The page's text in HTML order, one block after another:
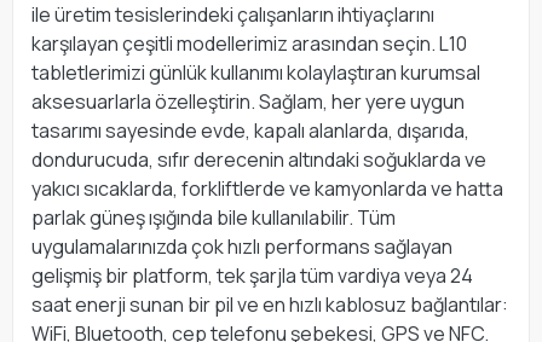
ile üretim tesislerindeki çalışanların ihtiyaçlarını
karşılayan çeşitli modellerimiz arasından seçin. L10
tabletlerimizi günlük kullanımı kolaylaştıran kurumsal
aksesuarlarla özelleştirin. Sağlam, her yere uygun
tasarımı sayesinde evde, kapalı alanlarda, dışarıda,
dondurucuda, sıfır derecenin altındaki soğuklarda ve
yakıcı sıcaklarda, forkliftlerde ve kamyonlarda ve hatta
parlak güneş ışığında bile kullanılabilir. Tüm
uygulamalarınızda çok hızlı performans sağlayan
gelişmiş bir platform, tek şarjla tüm vardiya veya 24
saat enerji sunan bir pil ve en hızlı kablosuz bağlantılar:
WiFi, Bluetooth, cep telefonu şebekesi, GPS ve NFC.